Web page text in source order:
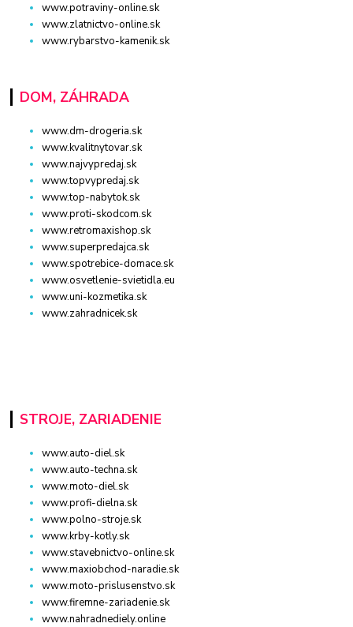
www.potraviny-online.sk
www.zlatnictvo-online.sk
www.rybarstvo-kamenik.sk
DOM, ZÁHRADA
www.dm-drogeria.sk
www.kvalitnytovar.sk
www.najvypredaj.sk
www.topvypredaj.sk
www.top-nabytok.sk
www.proti-skodcom.sk
www.retromaxishop.sk
www.superpredajca.sk
www.spotrebice-domace.sk
www.osvetlenie-svietidla.eu
www.uni-kozmetika.sk
www.zahradnicek.sk
STROJE, ZARIADENIE
www.auto-diel.sk
www.auto-techna.sk
www.moto-diel.sk
www.profi-dielna.sk
www.polno-stroje.sk
www.krby-kotly.sk
www.stavebnictvo-online.sk
www.maxiobchod-naradie.sk
www.moto-prislusenstvo.sk
www.firemne-zariadenie.sk
www.nahradnediely.online